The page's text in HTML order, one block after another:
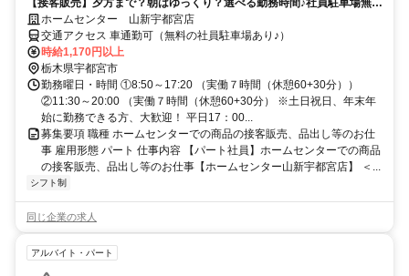
など福利厚生充実◎【宇都宮店】
ホームセンター 山新宇都宮店
交通アクセス 車通勤可（無料の社員駐車場あり♪）
時給1,170円以上
栃木県宇都宮市
勤務曜日・時間 ①8:50～17:20 （実働７時間（休憩60+30分））
②11:30～20:00 （実働７時間（休憩60+30分） ※土日祝日、年末年
始に勤務できる方、大歓迎！ 平日17：00...
募集要項 職種 ホームセンターでの商品の接客販売、品出し等のお仕
事 雇用形態 パート 仕事内容 【パート社員】ホームセンターでの商品
の接客販売、品出し等のお仕事【ホームセンター山新宇都宮店】 ＜...
シフト制
同じ企業の求人
アルバイト・パート